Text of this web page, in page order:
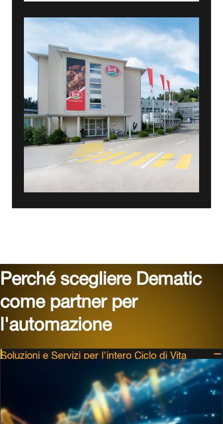
Perché scegliere Dematic
come partner per
l'automazione